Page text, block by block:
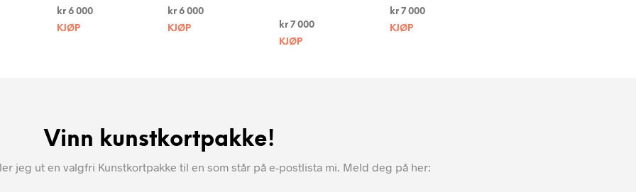
kr 6 000
KJØP
kr 6 000
KJØP
kr7 000
KJØP
kr 7 000
KJØP
Vinn kunstkortpakke!
jeg ut en valgfri Kunstkortpakke til en som står på e-postlista mi. Meld deg på her: